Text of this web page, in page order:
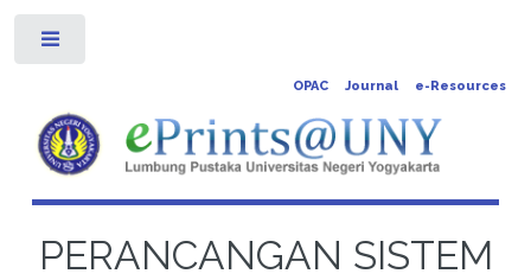
OPAC Journal e-Resources
PERANCANGAN SISTEM